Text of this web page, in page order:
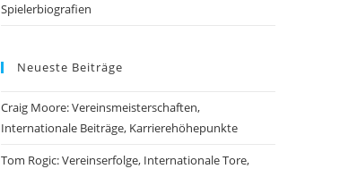
Spielerbiografien
Neueste Beiträge
Craig Moore: Vereinsmeisterschaften,
Internationale Beiträge, Karrierehöhepunkte
Tom Rogic: Vereinserfolge, Internationale Tore,